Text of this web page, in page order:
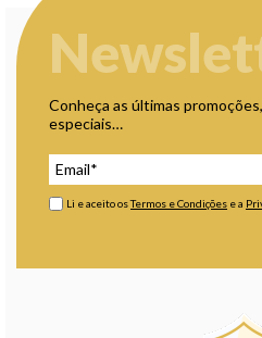
Conheça as últimas
especiais…
Li e aceito osTermos e Condições e a